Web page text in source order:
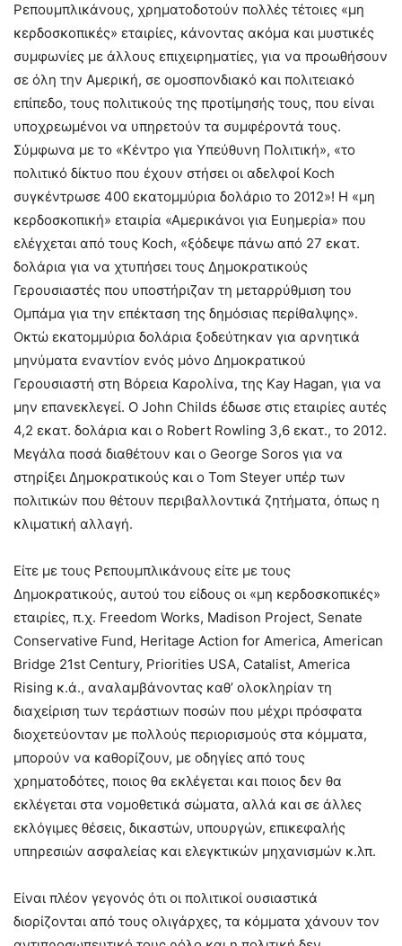
Ρεπουμπλικάνους, χρηματοδοτούν πολλές τέτοιες «μη
κερδοσκοπικές» εταιρίες, κάνοντας ακόμα και μυστικές
συμφωνίες με άλλους επιχειρηματίες, για να προωθήσουν
σε όλη την Αμερική, σε ομοσπονδιακό και πολιτειακό
επίπεδο, τους πολιτικούς της προτίμησής τους, που είναι
υποχρεωμένοι να υπηρετούν τα συμφέροντά τους.
Σύμφωνα με το «Κέντρο για Υπεύθυνη Πολιτική», «το
πολιτικό δίκτυο που έχουν στήσει οι αδελφοί Koch
συγκέντρωσε 400 εκατομμύρια δολάριο το 2012»! Η «μη
κερδοσκοπική» εταιρία «Αμερικάνοι για Ευημερία» που
ελέγχεται από τους Koch, «ξόδεψε πάνω από 27 εκατ.
δολάρια για να χτυπήσει τους Δημοκρατικούς
Γερουσιαστές που υποστήριζαν τη μεταρρύθμιση του
Ομπάμα για την επέκταση της δημόσιας περίθαλψης».
Οκτώ εκατομμύρια δολάρια ξοδεύτηκαν για αρνητικά
μηνύματα εναντίον ενός μόνο Δημοκρατικού
Γερουσιαστή στη Βόρεια Καρολίνα, της Kay Hagan, για να
μην επανεκλεγεί. Ο John Childs έδωσε στις εταιρίες αυτές
4,2 εκατ. δολάρια και ο Robert Rowling 3,6 εκατ., το 2012.
Μεγάλα ποσά διαθέτουν και ο George Soros για να
στηρίξει Δημοκρατικούς και ο Tom Steyer υπέρ των
πολιτικών που θέτουν περιβαλλοντικά ζητήματα, όπως η
κλιματική αλλαγή.
Είτε με τους Ρεπουμπλικάνους είτε με τους
Δημοκρατικούς, αυτού του είδους οι «μη κερδοσκοπικές»
εταιρίες, π.χ. Freedom Works, Madison Project, Senate
Conservative Fund, Heritage Action for America, American
Bridge 21st Century, Priorities USA, Catalist, America
Rising κ.ά., αναλαμβάνοντας καθ’ ολοκληρίαν τη
διαχείριση των τεράστιων ποσών που μέχρι πρόσφατα
διοχετεύονταν με πολλούς περιορισμούς στα κόμματα,
μπορούν να καθορίζουν, με οδηγίες από τους
χρηματοδότες, ποιος θα εκλέγεται και ποιος δεν θα
εκλέγεται στα νομοθετικά σώματα, αλλά και σε άλλες
εκλόγιμες θέσεις, δικαστών, υπουργών, επικεφαλής
υπηρεσιών ασφαλείας και ελεγκτικών μηχανισμών κ.λπ.
Είναι πλέον γεγονός ότι οι πολιτικοί ουσιαστικά
διορίζονται από τους ολιγάρχες, τα κόμματα χάνουν τον